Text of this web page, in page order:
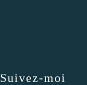
Suivez-moi